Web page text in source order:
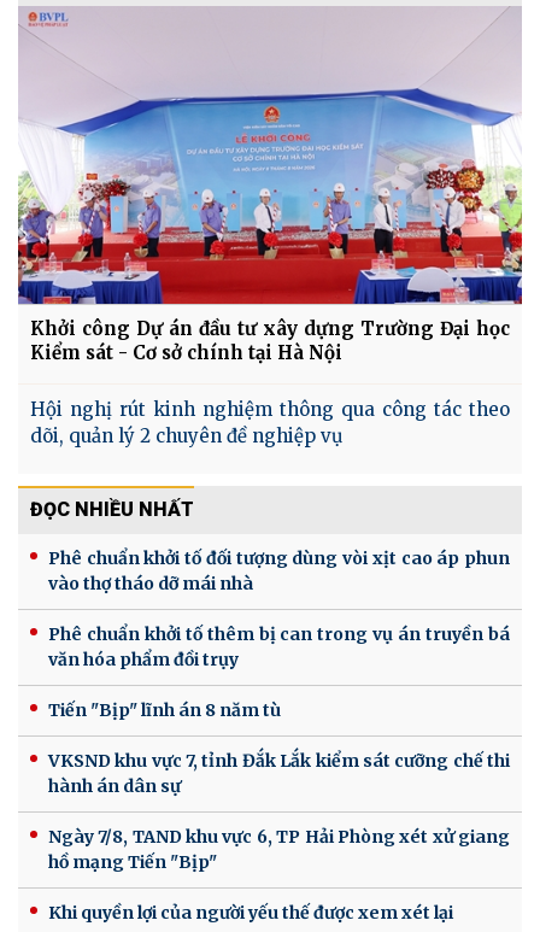
Khởi công Dự án đầu tư xây dựng Trường Đại học
Kiểm sát - Cơ sở chính tại Hà Nội
Hội nghị rút kinh nghiệm thông qua công tác theo
dõi, quản lý 2 chuyên đề nghiệp vụ
ĐỌC NHIỀU NHẤT
Phê chuẩn khởi tố đối tượng dùng vòi xịt cao áp phun
vào thợ tháo dỡ mái nhà
Phê chuẩn khởi tố thêm bị can trong vụ án truyền bá
văn hóa phẩm đồi trụy
Tiến "Bịp" lĩnh án 8 năm tù
VKSND khu vực 7, tỉnh Đắk Lắk kiểm sát cưỡng chế thi
hành án dân sự
Ngày 7/8, TAND khu vực 6, TP Hải Phòng xét xử giang
hồ mạng Tiến "Bịp"
Khi quyền lợi của người yếu thế được xem xét lại